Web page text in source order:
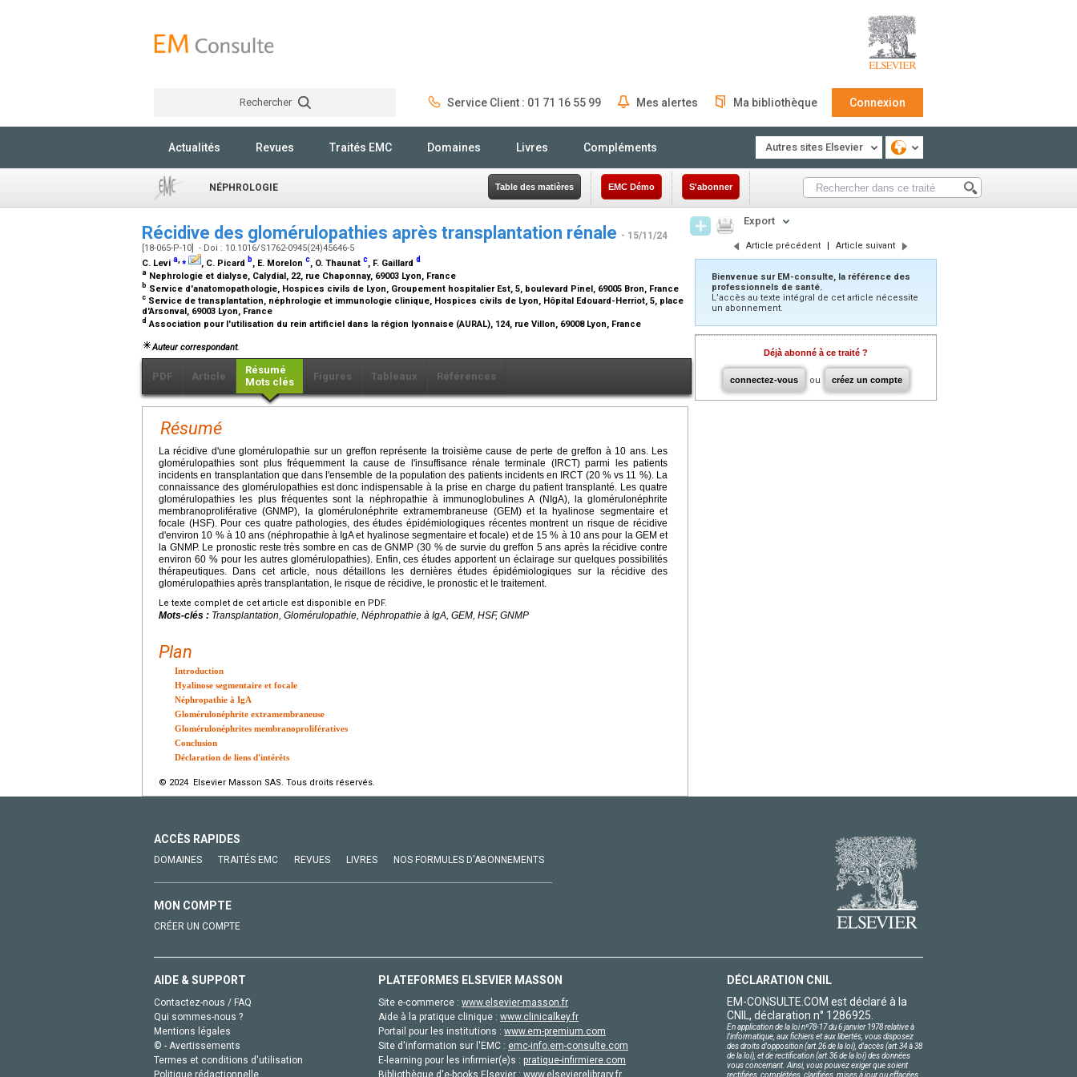
Rechercher Service Client : 01 71 16 55 99 Mes alertes Ma bibliothèque Connexion
Actualités Revues Traités EMC Domaines Livres Compléments Autres sites Elsevier
NÉPHROLOGIE Table des matières EMC Démo S'abonner
Récidive des glomérulopathies après transplantation rénale - 15/11/24
[18-065-P-10] - Doi : 10.1016/S1762-0945(24)45646-5
C. Levi a,⁎ , C. Picard b, E. Morelon c, O. Thaunat c, F. Gaillard d
a Nephrologie et dialyse, Calydial, 22, rue Chaponnay, 69003 Lyon, France
b Service d'anatomopathologie, Hospices civils de Lyon, Groupement hospitalier Est, 5, boulevard Pinel, 69005 Bron, France
c Service de transplantation, néphrologie et immunologie clinique, Hospices civils de Lyon, Hôpital Edouard-Herriot, 5, place
d'Arsonval, 69003 Lyon, France
d Association pour l'utilisation du rein artificiel dans la région lyonnaise (AURAL), 124, rue Villon, 69008 Lyon, France
Auteur correspondant.
PDF Article
Résumé
Mots clés
Figures Tableaux Références
Résumé
La récidive d'une glomérulopathie sur un greffon représente la troisième cause de perte de greffon à 10 ans. Les
glomérulopathies sont plus fréquemment la cause de l'insuffisance rénale terminale (IRCT) parmi les patients
incidents en transplantation que dans l'ensemble de la population des patients incidents en IRCT (20 % vs 11 %). La
connaissance des glomérulopathies est donc indispensable à la prise en charge du patient transplanté. Les quatre
glomérulopathies les plus fréquentes sont la néphropathie à immunoglobulines A (NIgA), la glomérulonéphrite
membranoproliférative (GNMP), la glomérulonéphrite extramembraneuse (GEM) et la hyalinose segmentaire et
focale (HSF). Pour ces quatre pathologies, des études épidémiologiques récentes montrent un risque de récidive
d'environ 10 % à 10 ans (néphropathie à IgA et hyalinose segmentaire et focale) et de 15 % à 10 ans pour la GEM et
la GNMP. Le pronostic reste très sombre en cas de GNMP (30 % de survie du greffon 5 ans après la récidive contre
environ 60 % pour les autres glomérulopathies). Enfin, ces études apportent un éclairage sur quelques possibilités
thérapeutiques. Dans cet article, nous détaillons les dernières études épidémiologiques sur la récidive des
glomérulopathies après transplantation, le risque de récidive, le pronostic et le traitement.
Le texte complet de cet article est disponible en PDF.
Mots-clés : Transplantation, Glomérulopathie, Néphropathie à IgA, GEM, HSF, GNMP
Plan
Introduction
Hyalinose segmentaire et focale
Néphropathie à IgA
Glomérulonéphrite extramembraneuse
Glomérulonéphrites membranoprolifératives
Conclusion
Déclaration de liens d'intérêts
© 2024 Elsevier Masson SAS. Tous droits réservés.
Export
Article précédent | Article suivant
Bienvenue sur EM-consulte, la référence des
professionnels de santé.
L’accès au texte intégral de cet article nécessite
un abonnement.
Déjà abonné à ce traité ?
connectez-vous ou créez un compte
ACCÈS RAPIDES
DOMAINES TRAITÉS EMC REVUES LIVRES NOS FORMULES D'ABONNEMENTS
MON COMPTE
CRÉER UN COMPTE
AIDE & SUPPORT
Contactez-nous / FAQ
Qui sommes-nous ?
Mentions légales
© - Avertissements
Termes et conditions d'utilisation
PLATEFORMES ELSEVIER MASSON
Site e-commerce : www.elsevier-masson.fr
Aide à la pratique clinique : www.clinicalkey.fr
Portail pour les institutions : www.em-premium.com
Site d'information sur l'EMC : emc-info.em-consulte.com
E-learning pour les infirmier(e)s : pratique-infirmiere.com
DÉCLARATION CNIL
EM-CONSULTE.COM est déclaré à la
CNIL, déclaration n° 1286925.
En application de la loi nº78-17 du 6 janvier 1978 relative à
l'informatique, aux fichiers et aux libertés, vous disposez
des droits d'opposition (art.26 de la loi), d'accès (art.34 à 38
de la loi), et de rectification (art.36 de la loi) des données
vous concernant. Ainsi, vous pouvez exiger que soient
rectifiées, complétées, clarifiées, mises à jour ou effacées